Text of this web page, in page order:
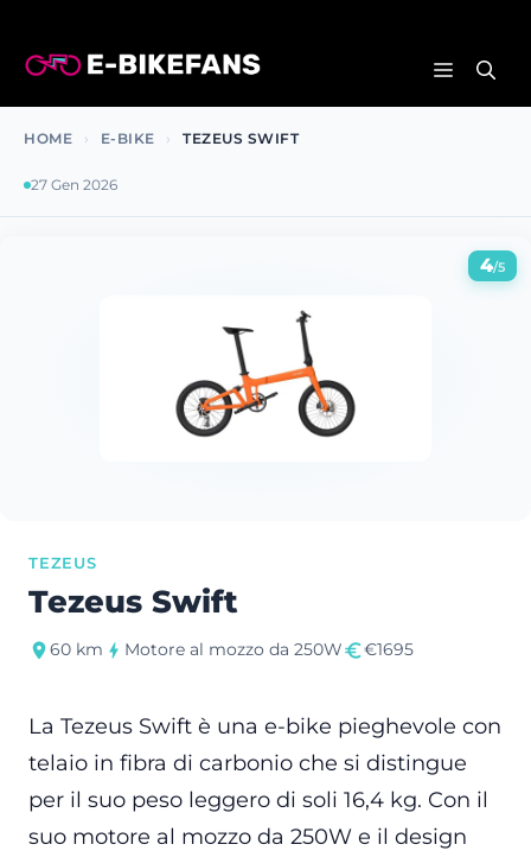
MENU
HOME › E-BIKE › TEZEUS SWIFT
27 Gen 2026
4/5
TEZEUS
Tezeus Swift
60 km Motore al mozzo da 250W €1695
La Tezeus Swift è una e-bike pieghevole con
telaio in fibra di carbonio che si distingue
per il suo peso leggero di soli 16,4 kg. Con il
suo motore al mozzo da 250W e il design